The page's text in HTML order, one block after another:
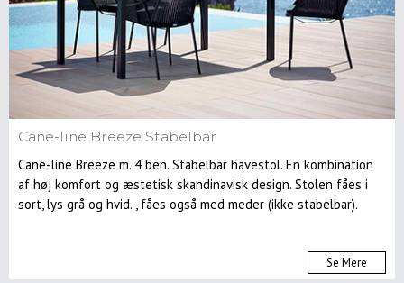
Cane-line Breeze Stabelbar
Cane-line Breeze m. 4 ben. Stabelbar havestol. En kombination
af høj komfort og æstetisk skandinavisk design. Stolen fåes i
sort, lys grå og hvid. , fåes også med meder (ikke stabelbar).
Se Mere